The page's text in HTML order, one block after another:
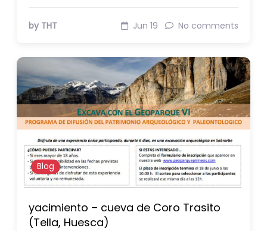
by THT Jun 19 No comments
Blog
yacimiento – cueva de Coro Trasito
(Tella, Huesca)